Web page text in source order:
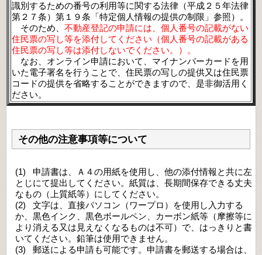
識別するための番号の利用等に関する法律（平成２５年法律
第２７条）第１９条「特定個人情報の提供の制限」参照）。
そのため
不動産登記の申請には、個人番号の記載がない
住民票の写し等を添付してください（個人番号の記載がある
住民票の写し等は添付しないでください。）。
なお、オンライン申請において、マイナンバーカードを用
いた電子署名を行うことで、住民票の写しの提供又は住民票
コードの提供を省略することができますので、是非御活用く
ださい。
その他の注意事項等について
申請書は Ａ４の用紙を使用し
他の添付情報と共に左
とじにて提出してください。紙質は
長期間保存できる丈夫
なもの（上質紙等）にしてください。
文字は
直接パソコン（ワープロ）を使用し入力する
か
黒色インク 黒色ボールペン
カーボン紙等（摩擦等に
より消える又は見えなくなるものは不可）で
はっきりと書
いてください。鉛筆は使用できません。
郵送による申請も可能です。申請書を郵送する場合は